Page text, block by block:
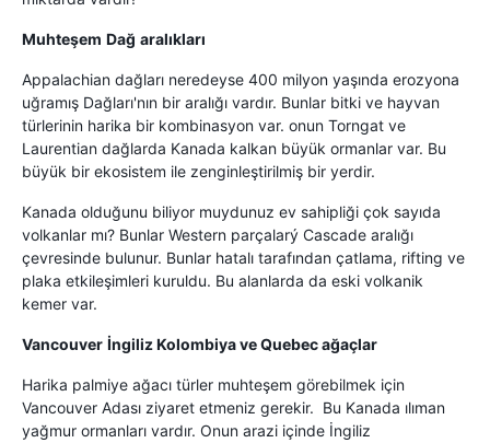
Muhteşem Dağ aralıkları
Appalachian dağları neredeyse 400 milyon yaşında erozyona
uğramış Dağları'nın bir aralığı vardır. Bunlar bitki ve hayvan
türlerinin harika bir kombinasyon var. onun Torngat ve
Laurentian dağlarda Kanada kalkan büyük ormanlar var. Bu
büyük bir ekosistem ile zenginleştirilmiş bir yerdir.
Kanada olduğunu biliyor muydunuz ev sahipliği çok sayıda
volkanlar mı? Bunlar Western parçalarý Cascade aralığı
çevresinde bulunur. Bunlar hatalı tarafından çatlama, rifting ve
plaka etkileşimleri kuruldu. Bu alanlarda da eski volkanik
kemer var.
Vancouver İngiliz Kolombiya ve Quebec ağaçlar
Harika palmiye ağacı türler muhteşem görebilmek için
Vancouver Adası ziyaret etmeniz gerekir. Bu Kanada ılıman
yağmur ormanları vardır. Onun arazi içinde İngiliz